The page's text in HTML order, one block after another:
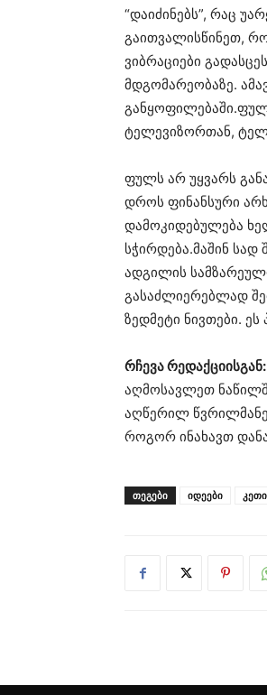
“დაიძინებს”, რაც
გაითვალისწინეთ,
ვიბრაციები
მდგომარეობაზე.
ტელევიზორთან,
ფულს არ უყვარს
დროს ფინანსური
დამოკიდებულება
სჭირდება.მაშინ
ადგილის
გასაძლიერებლად
ზედმეტი ნივთები.
რჩევა რედაქციისგან:
აღმოსავლეთ
აღწერილ
როგორ ინახავთ
ᲗᲔᲒᲔᲑᲘ იდეები